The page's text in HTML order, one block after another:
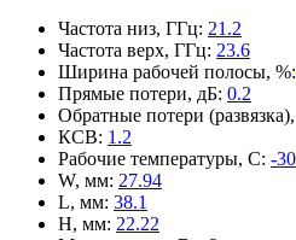
Частота низ, ГГц: 21.2
Частота верх, ГГц: 23.6
Ширина рабочей полосы, %:
Прямые потери, дБ: 0.2
Обратные потери
КСВ: 1.2
Рабочие температуры, С: -
W, мм: 27.94
L, мм: 38.1
H, мм: 22.22